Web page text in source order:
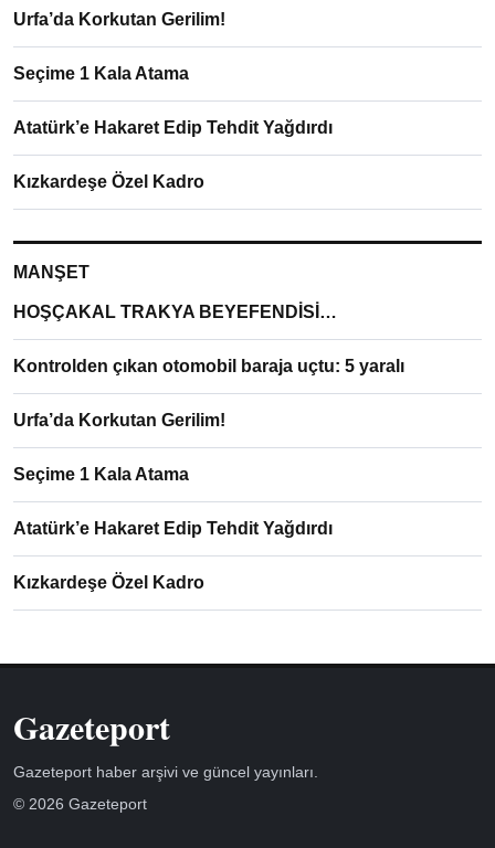
Urfa’da Korkutan Gerilim!
Seçime 1 Kala Atama
Atatürk’e Hakaret Edip Tehdit Yağdırdı
Kızkardeşe Özel Kadro
MANŞET
HOŞÇAKAL TRAKYA BEYEFENDİSİ…
Kontrolden çıkan otomobil baraja uçtu: 5 yaralı
Urfa’da Korkutan Gerilim!
Seçime 1 Kala Atama
Atatürk’e Hakaret Edip Tehdit Yağdırdı
Kızkardeşe Özel Kadro
Gazeteport
Gazeteport haber arşivi ve güncel yayınları.
© 2026 Gazeteport